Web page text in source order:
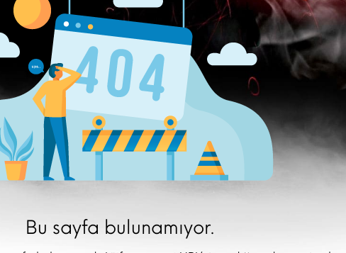
Bu sayfa bulunamıyor.